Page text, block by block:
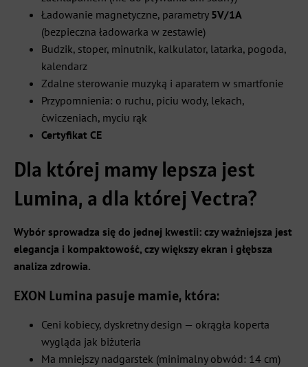
Ładowanie magnetyczne, parametry 5V/1A
(bezpieczna ładowarka w zestawie)
Budzik, stoper, minutnik, kalkulator, latarka, pogoda,
kalendarz
Zdalne sterowanie muzyką i aparatem w smartfonie
Przypomnienia: o ruchu, piciu wody, lekach,
ćwiczeniach, myciu rąk
Certyfikat CE
Dla której mamy lepsza jest
Lumina, a dla której Vectra?
Wybór sprowadza się do jednej kwestii: czy ważniejsza jest
elegancja i kompaktowość, czy większy ekran i głębsza
analiza zdrowia.
EXON Lumina pasuje mamie, która:
Ceni kobiecy, dyskretny design — okrągła koperta
wygląda jak biżuteria
Ma mniejszy nadgarstek (minimalny obwód: 14 cm)